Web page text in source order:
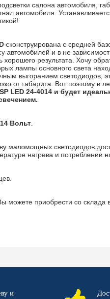
салона автомобиля,
автомобиля.
сконструирована с средней
автомобилей и в не
хорошего результата. Хочу
лампы основного света
выгоранием светодиодов,
от габарита. Вот поэтому в
LED 24-4014 и будет
Вольт
маломощных светодиодов
нагрева и потреблении
можете приобрести со склада
и